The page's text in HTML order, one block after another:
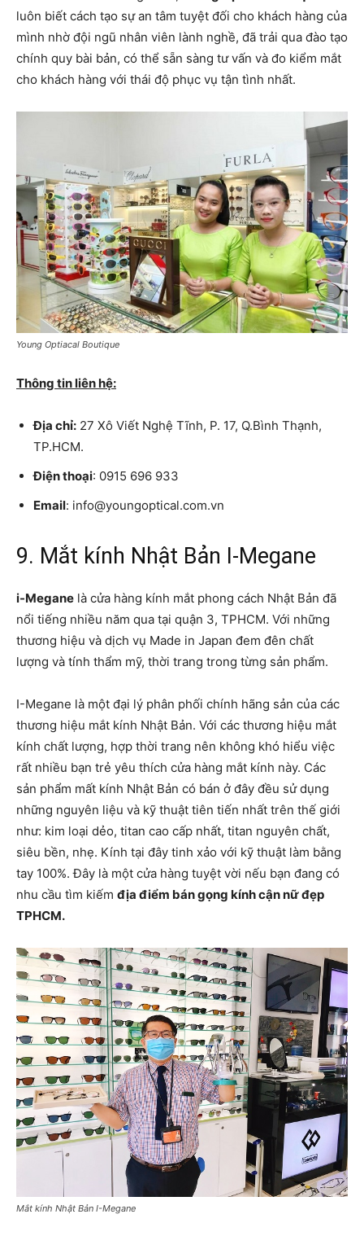
luôn biết cách tạo sự an tâm tuyệt đối cho khách hàng của
mình nhờ đội ngũ nhân viên lành nghề, đã trải qua đào tạo
chính quy bài bản, có thể sẵn sàng tư vấn và đo kiểm mắt
cho khách hàng với thái độ phục vụ tận tình nhất.
Young Optiacal Boutique
Thông tin liên hệ:
Địa chỉ: 27 Xô Viết Nghệ Tĩnh, P. 17, Q.Bình Thạnh,
TP.HCM.
Điện thoại: 0915 696 933
Email: info@youngoptical.com.vn
9. Mắt kính Nhật Bản I-Megane
i-Megane là cửa hàng kính mắt phong cách Nhật Bản đã
nổi tiếng nhiều năm qua tại quận 3, TPHCM. Với những
thương hiệu và dịch vụ Made in Japan đem đên chất
lượng và tính thẩm mỹ, thời trang trong từng sản phẩm.
I-Megane là một đại lý phân phối chính hãng sản của các
thương hiệu mắt kính Nhật Bản. Với các thương hiệu mắt
kính chất lượng, hợp thời trang nên không khó hiểu việc
rất nhiều bạn trẻ yêu thích cửa hàng mắt kính này. Các
sản phẩm mất kính Nhật Bản có bán ở đây đều sử dụng
những nguyên liệu và kỹ thuật tiên tiến nhất trên thế giới
như: kim loại dẻo, titan cao cấp nhất, titan nguyên chất,
siêu bền, nhẹ. Kính tại đây tinh xảo với kỹ thuật làm bằng
tay 100%. Đây là một cửa hàng tuyệt vời nếu bạn đang có
nhu cầu tìm kiếm địa điểm bán gọng kính cận nữ đẹp
TPHCM.
Mắt kính Nhật Bản I-Megane